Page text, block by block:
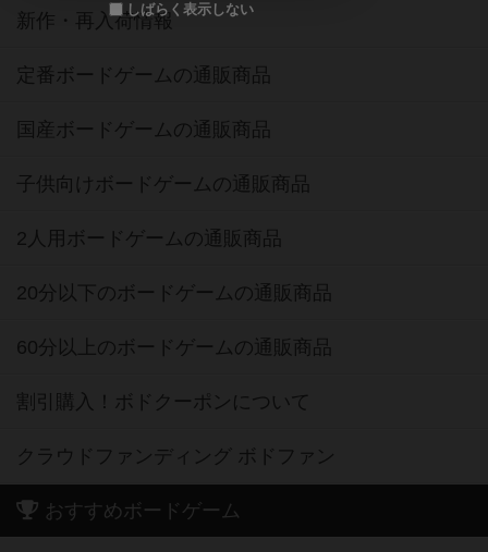
しばらく表示しない
新作・再入荷情報
定番ボードゲームの通販商品
国産ボードゲームの通販商品
子供向けボードゲームの通販商品
2人用ボードゲームの通販商品
20分以下のボードゲームの通販商品
60分以上のボードゲームの通販商品
割引購入！ボドクーポンについて
クラウドファンディング ボドファン
おすすめボードゲーム